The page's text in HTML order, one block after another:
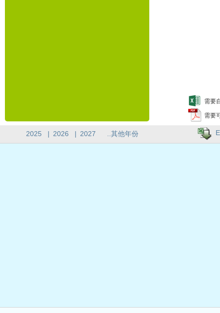
需要
需要
2025 | 2026 | 2027 ..其他年份